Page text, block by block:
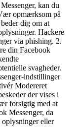
kan du
opmærksom på
dig om at
Hackere
via phishing. 2.
din Facebook
svagheder.
indstillinger
Modereret
der vises i
forsigtig med at
Messenger, da
oplysninger eller